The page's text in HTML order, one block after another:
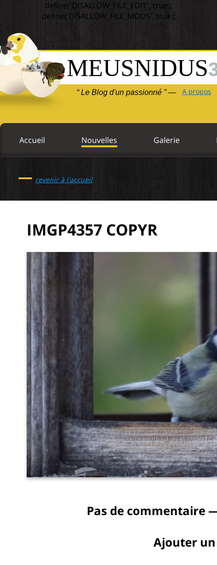
define('DISALLOW_FILE_EDIT', true);
define('DISALLOW_FILE_MODS', true);
MEUSNIDUS
“ Le Blog d'un passionné ” — A propos
Accueil Nouvelles Galerie
— revenir à l'accueil
IMGP4357 COPYR
Pas de commentaire
Ajouter